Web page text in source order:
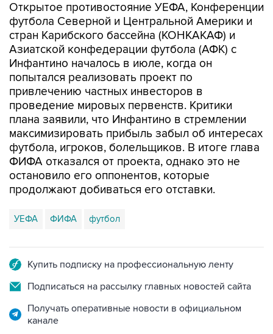
Открытое противостояние УЕФА, Конференции
футбола Северной и Центральной Америки и
стран Карибского бассейна (КОНКАКАФ) и
Азиатской конфедерации футбола (АФК) с
Инфантино началось в июле, когда он
попытался реализовать проект по
привлечению частных инвесторов в
проведение мировых первенств. Критики
плана заявили, что Инфантино в стремлении
максимизировать прибыль забыл об интересах
футбола, игроков, болельщиков. В итоге глава
ФИФА отказался от проекта, однако это не
остановило его оппонентов, которые
продолжают добиваться его отставки.
УЕФА ФИФА футбол
Купить подписку на профессиональную ленту
Подписаться на рассылку главных новостей сайта
Получать оперативные новости в официальном
канале